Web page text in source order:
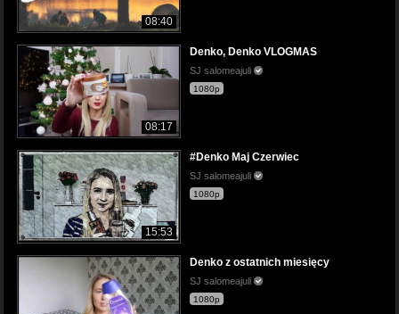
08:40
08:17
Denko, Denko VLOGMAS
SJ salomeajuli
1080p
15:53
#Denko Maj Czerwiec
SJ salomeajuli
1080p
Denko z ostatnich miesięcy
SJ salomeajuli
1080p